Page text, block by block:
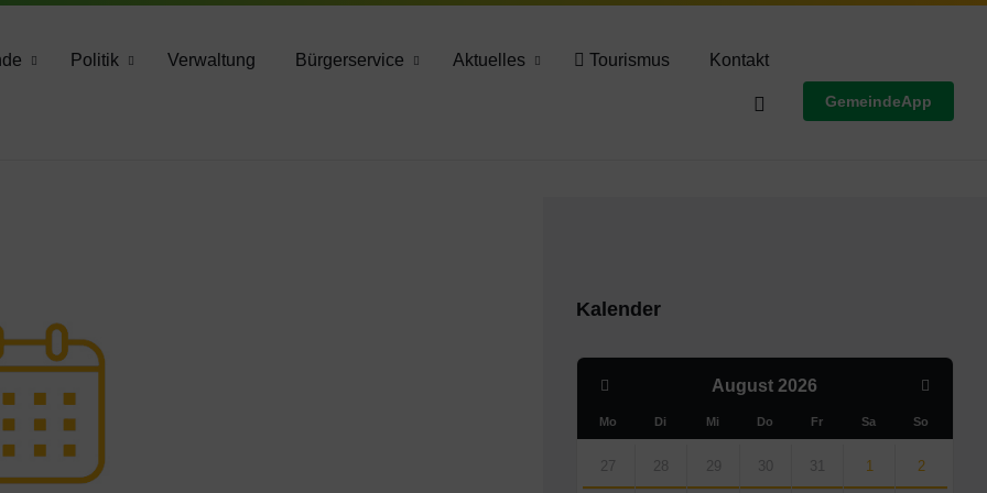
Politik Verwaltung Bürgerservice Aktuelles Tourismus Kontakt
GemeindeApp
Kalender
August2026
Previous
Month
Next
Mo Di Mi Do Fr Sa So
calendar
days
27 28 29 30 31 1 2